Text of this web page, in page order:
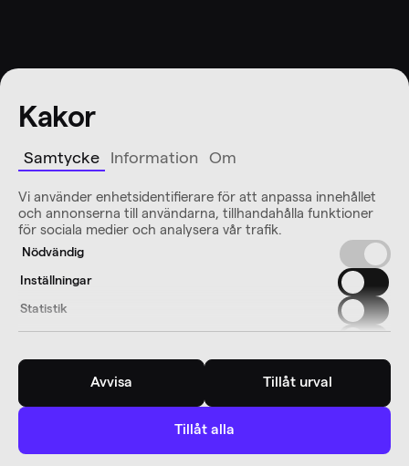
Kakor
Samtycke Information Om
Vi använder enhetsidentifierare för att anpassa innehållet
och annonserna till användarna, tillhandahålla funktioner
för sociala medier och analysera vår trafik.
Nödvändig
Inställningar
Statistik
Avvisa Tillåt urval
Tillåt alla